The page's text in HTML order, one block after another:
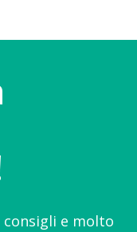
e molto